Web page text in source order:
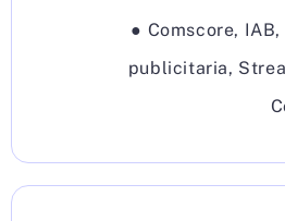
● Comscore, IAB,
publicitaria,